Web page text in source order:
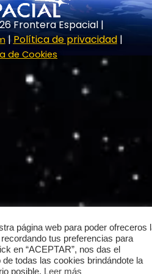
Frontera Espacial |
| Política de privacidad|
de Cookies
página web para poder ofreceros
tus preferencias para
en “ACEPTAR”, nos das el
todas las cookies brindándote la
posible. Leer más